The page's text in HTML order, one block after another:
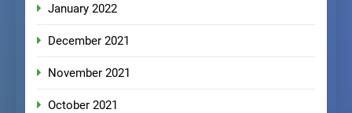
January 2022
December 2021
November 2021
October 2021